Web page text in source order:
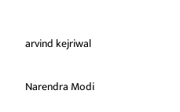
arvind kejriwal
Narendra Modi